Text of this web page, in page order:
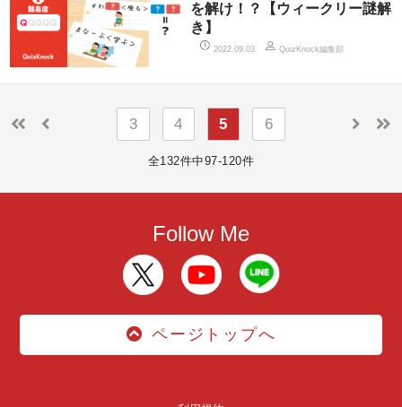
を解け！？【ウィークリー謎解
き】
2022.09.03 QuizKnock編集部
3 4 5 6
全132件中97-120件
Follow Me
ページトップへ